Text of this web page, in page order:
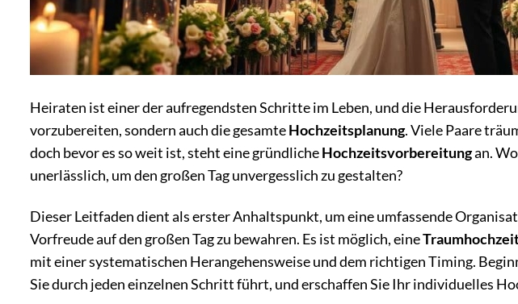
Heiraten ist einer der aufregendsten Schritte im Leben, und die
vorzubereiten, sondern auch die gesamteHochzeitsplanung. Viele Paare
doch bevor es so weit ist, steht eine gründlicheHochzeitsvorbereitungan.
unerlässlich, um den großen Tag unvergesslich zu gestalten?
Dieser Leitfaden dient als erster Anhaltspunkt, um eine umfassende
Vorfreude auf den großen Tag zu bewahren. Es ist möglich, eine
mit einer systematischen Herangehensweise und dem richtigen Timing.
Sie durch jeden einzelnen Schritt führt, und erschaffen Sie Ihr individuelles